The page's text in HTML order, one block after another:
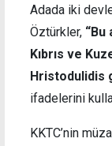
Adada iki
Öztürkler, “Bu
Kıbrıs ve
Hristodulidis
ifadelerini
KKTC’nin